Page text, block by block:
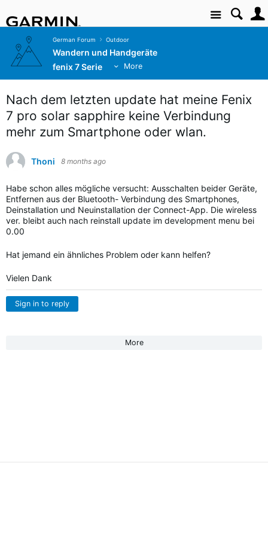
Site
German Forum Outdoor
Wandern und Handgeräte
fenix 7 Serie
More
Nach dem letzten update hat meine Fenix
7 pro solar sapphire keine Verbindung
mehr zum Smartphone oder wlan.
Thoni 8 months ago
Habe schon alles mögliche versucht: Ausschalten beider Geräte,
Entfernen aus der Bluetooth- Verbindung des Smartphones,
Deinstallation und Neuinstallation der Connect-App. Die wireless
ver. bleibt auch nach reinstall update im development menu bei
0.00
Hat jemand ein ähnliches Problem oder kann helfen?
Vielen Dank
Sign in to reply
More